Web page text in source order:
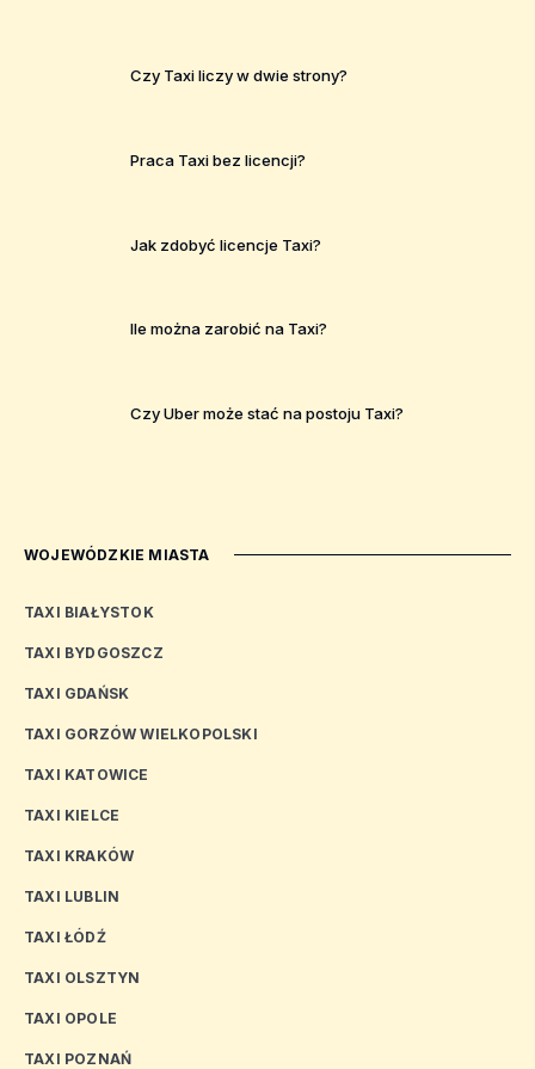
Czy Taxi liczy w dwie strony?
Praca Taxi bez licencji?
Jak zdobyć licencje Taxi?
Ile można zarobić na Taxi?
Czy Uber może stać na postoju Taxi?
WOJEWÓDZKIE MIASTA
TAXI BIAŁYSTOK
TAXI BYDGOSZCZ
TAXI GDAŃSK
TAXI GORZÓW WIELKOPOLSKI
TAXI KATOWICE
TAXI KIELCE
TAXI KRAKÓW
TAXI LUBLIN
TAXI ŁÓDŹ
TAXI OLSZTYN
TAXI OPOLE
TAXI POZNAŃ